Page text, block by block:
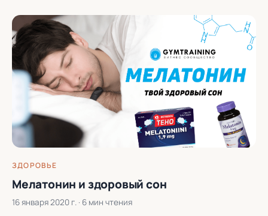
ЗДОРОВЬЕ
Мелатонин и здоровый сон
16 января 2020 г. · 6 мин чтения